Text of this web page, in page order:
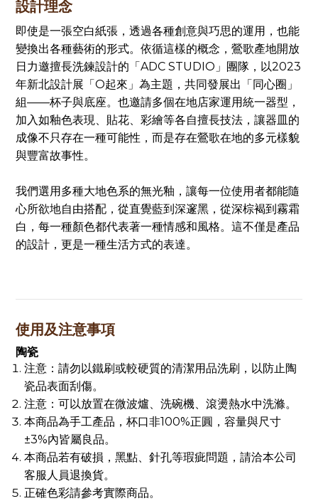
設計理念
即使是一張空白紙張，透過各種創意與巧思的運用，也能
變換出各種藝術的形式。依循這樣的概念，鶯歌產地開放
日力邀擅長洗鍊設計的「ADC STUDIO」團隊，以2023
年新北設計展「O起來」為主題，共同發展出「同心圈」
組——杯子與底座。也邀請多個在地店家運用統一器型，
加入如釉色表現、貼花、彩繪等各自擅長技法，讓器皿的
成像不只存在一種可能性，而是存在鶯歌在地的多元樣貌
與豐富故事性。
我們選用多種大地色系的無光釉，讓每一位使用者都能隨
心所欲地自由搭配，從直覺藍到深邃黑，從深棕褐到霧霜
白，每一種顏色都代表著一種情感和風格。這不僅是產品
的設計，更是一種生活方式的表達。
使用及注意事項
陶瓷
注意：請勿以鐵刷或較硬質的清潔用品洗刷，以防止陶
瓷品表面刮傷。
注意：可以放置在微波爐、洗碗機、滾燙熱水中洗滌。
本商品為手工產品，杯口非100%正圓，容量與尺寸
±3%內皆屬良品。
本商品若有破損，黑點、針孔等瑕疵問題，請洽本公司
客服人員退換貨。
正確色彩請參考實際商品。